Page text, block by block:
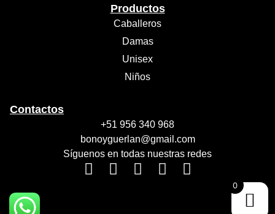
Productos
Caballeros
Damas
Unisex
Niños
Contactos
+51 956 340 968
bonoyguerlan@gmail.com
Síguenos en todas nuestras redes
0